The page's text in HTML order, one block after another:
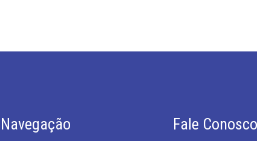
Navegação Fale Conosco